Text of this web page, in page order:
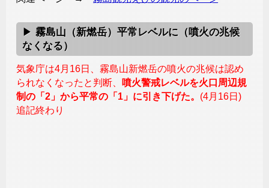
霧島山（新燃岳）平常レベルに（噴火の兆候
なくなる）
気象庁は4月16日、霧島山新燃岳の噴火の兆候は認め
られなくなったと判断、
噴火警戒レベルを火口周辺規
制の「2」から平常の「1」に引き下げた。 (4月16日)
追記終わり